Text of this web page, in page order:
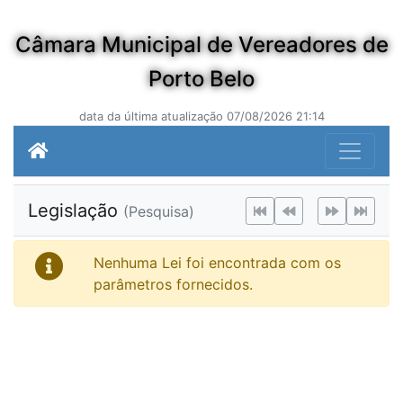
Câmara Municipal de Vereadores de
Porto Belo
data da última atualização 07/08/2026 21:14
Legislação (Pesquisa)
Nenhuma Lei foi encontrada com os
parâmetros fornecidos.